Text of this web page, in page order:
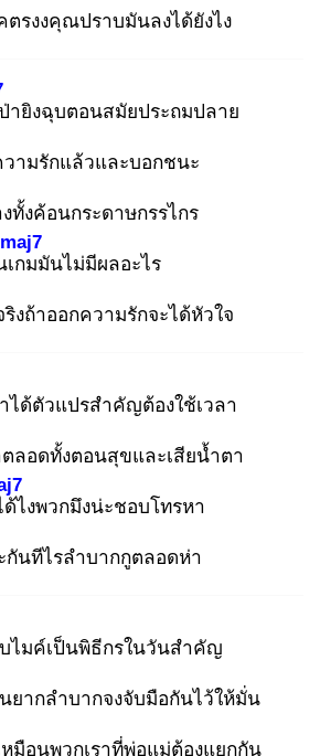
รงงคุณปราบมันลงได้ยังไง
ายิงฉุบตอนสมัยประถมปลาย
ามรักแล้วและบอกชนะ
ทั้งค้อนกระดาษกรรไกร
เกมมันไม่มีผลอะไร
งถ้าออกความรักจะได้หัวใจ
ได้ตัวแปรสำคัญต้องใช้เวลา
ลอดทั้งตอนสุขและเสียน้ำตา
ด้ไงพวกมึงน่ะชอบโทรหา
กันทีไรลำบากกูตลอดห่า
ไมค์เป็นพิธีกรในวันสำคัญ
ยากลำบากจงจับมือกันไว้ให้มั่น
หมือนพวกเราที่พ่อแม่ต้องแยกกัน